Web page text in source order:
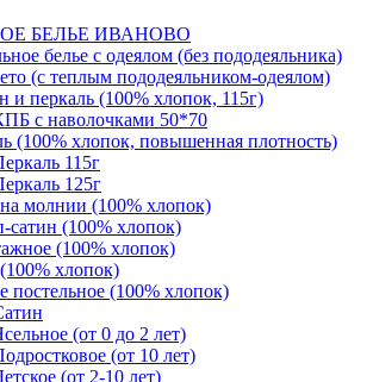
БЕЛЬE ИВАНОВО
белье с одеялом (без пододеяльника)
(с теплым пододеяльником-одеялом)
и перкаль (100% хлопок, 115г)
с наволочками 50*70
(100% хлопок, повышенная плотность)
115г
125г
молнии (100% хлопок)
сатин (100% хлопок)
(100% хлопок)
хлопок)
постельное (100% хлопок)
(от 0 до 2 лет)
(от 10 лет)
(от 2-10 лет)